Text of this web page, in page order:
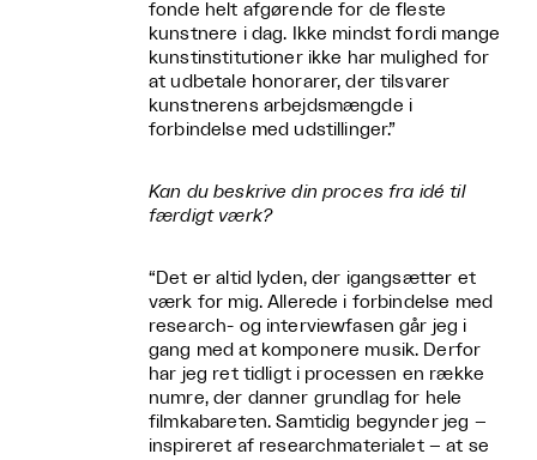
fonde helt afgørende for de fleste
kunstnere i dag. Ikke mindst fordi mange
kunstinstitutioner ikke har mulighed for
at udbetale honorarer, der tilsvarer
kunstnerens arbejdsmængde i
forbindelse med udstillinger.”
Kan du beskrive din proces fra idé til
færdigt værk?
“Det er altid lyden, der igangsætter et
værk for mig. Allerede i forbindelse med
research- og interviewfasen går jeg i
gang med at komponere musik. Derfor
har jeg ret tidligt i processen en række
numre, der danner grundlag for hele
filmkabareten. Samtidig begynder jeg –
inspireret af researchmaterialet – at se